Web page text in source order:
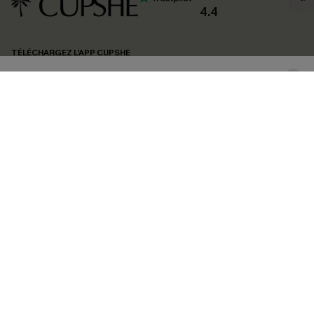
4.4
TÉLÉCHARGEZ L’APP CUPSHE
confidentialité
. Vous pouvez vous désabonner à tout moment.